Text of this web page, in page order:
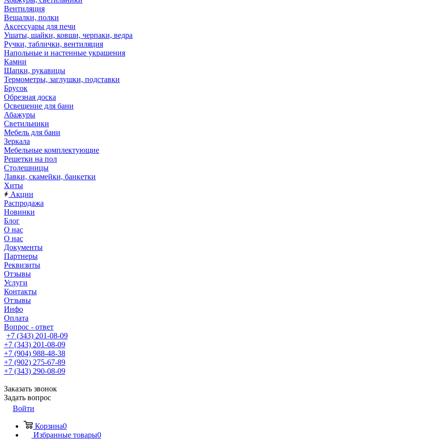
Вентиляция
Вешалки, полки
Аксессуары для печи
Ушаты, шайки, ковши, черпаки, ведра
Ручки, таблички, вентиляция
Напольные и настенные украшения
Камни
Шапки, рукавицы
Термометры, заглушки, подставки
Брусок
Обрезная доска
Освещение для бани
Абажуры
Светильники
Мебель для бани
Зеркала
Мебельные комплектующие
Решетки на пол
Столешницы
Лавки, скамейки, банкетки
Хиты
Акции
Распродажа
Новинки
Блог
О нас
О нас
Документы
Партнеры
Реквизиты
Отзывы
Услуги
Контакты
Отзывы
Инфо
Оплата
Вопрос - ответ
+7 (343) 201-08-09
+7 (343) 201-08-09
+7 (904) 988-48-38
+7 (902) 275-67-89
+7 (343) 290-08-09
Заказать звонок
Задать вопрос
Войти
Корзина0
Избранные товары0